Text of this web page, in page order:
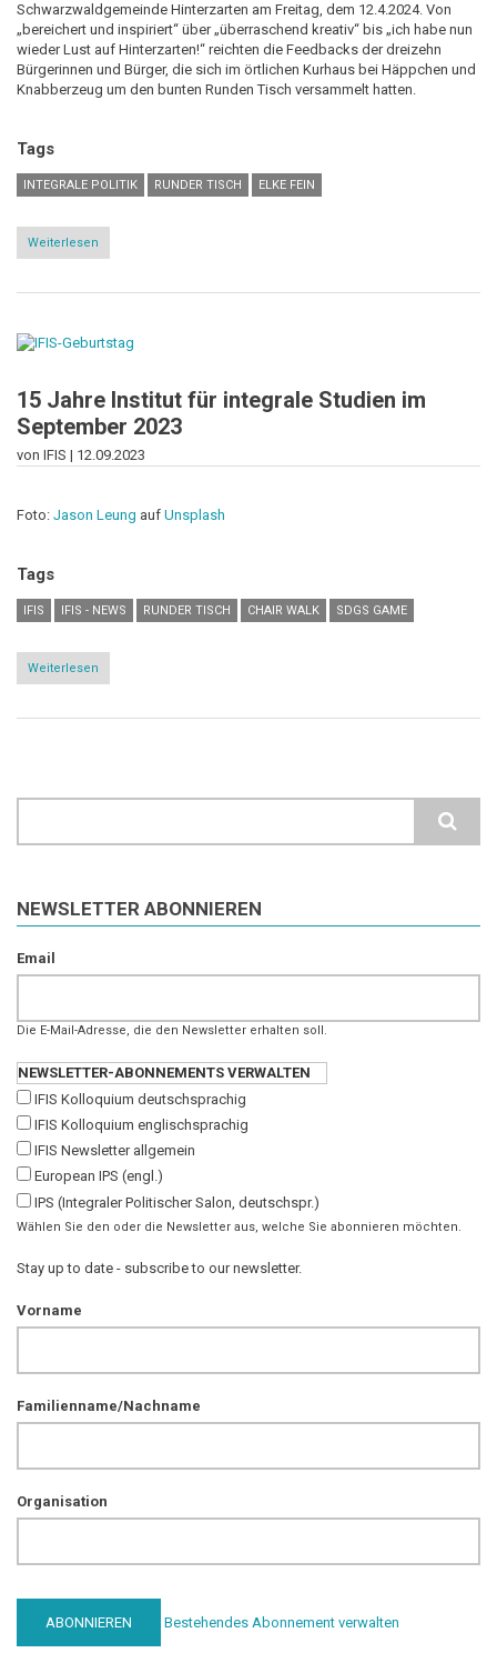
Schwarzwaldgemeinde Hinterzarten am Freitag, dem 12.4.2024. Von
„bereichert und inspiriert“ über „überraschend kreativ“ bis „ich habe nun
wieder Lust auf Hinterzarten!“ reichten die Feedbacks der dreizehn
Bürgerinnen und Bürger, die sich im örtlichen Kurhaus bei Häppchen und
Knabberzeug um den bunten Runden Tisch versammelt hatten.
Tags
INTEGRALE POLITIK RUNDER TISCH ELKE FEIN
Weiterlesen
"Überraschend
-
in
15 Jahre Institut für integrale Studien im
September 2023
von IFIS | 12.09.2023
Foto: Jason Leung auf Unsplash
Tags
IFIS IFIS - NEWS RUNDER TISCH CHAIR WALK SDGS GAME
Weiterlesen
15
Institut
September
NEWSLETTER ABONNIEREN
Email
Die E-Mail-Adresse, die den Newsletter erhalten soll.
NEWSLETTER-ABONNEMENTS VERWALTEN
IFIS Kolloquium deutschsprachig
IFIS Kolloquium englischsprachig
IFIS Newsletter allgemein
European IPS (engl.)
IPS (Integraler Politischer Salon, deutschspr.)
Wählen Sie den oder die Newsletter aus, welche Sie abonnieren möchten.
Stay up to date - subscribe to our newsletter.
Vorname
Familienname/Nachname
Organisation
Bestehendes Abonnement verwalten